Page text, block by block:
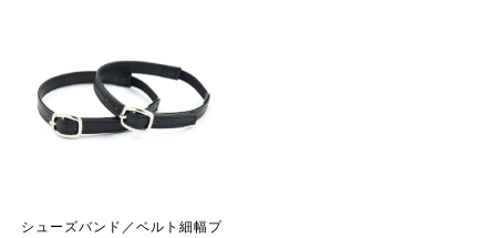
シューズバンド／ベルト細幅プ